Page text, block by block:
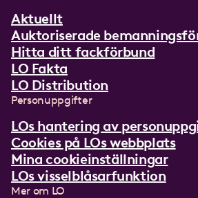
Aktuellt
Auktoriserade
Hitta ditt fackförbund
LO Fakta
LO Distribution
Personuppgifter
LOs hantering av
Cookies på LOs webbplats
Mina cookieinställningar
LOs visselblåsarfunktion
Mer om LO